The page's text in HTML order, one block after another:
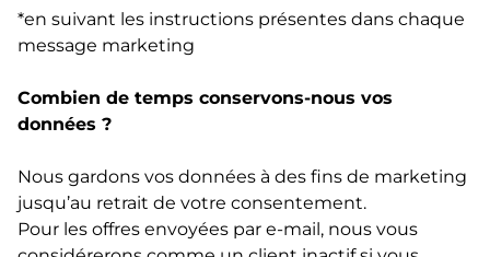
*en suivant les instructions présentes dans chaque
message marketing
Combien de temps conservons-nous vos
données ?
Nous gardons vos données à des fins de marketing
jusqu’au retrait de votre consentement.
Pour les offres envoyées par e-mail, nous vous